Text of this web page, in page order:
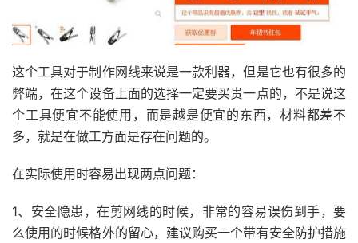
这个工具对于制作网线来说是一款利器，但是它也有很多的
弊端，在这个设备上面的选择一定要买贵一点的，不是说这
个工具便宜不能使用，而是越是便宜的东西，材料都差不
多，就是在做工方面是存在问题的。
在实际使用时容易出现两点问题：
1、安全隐患，在剪网线的时候，非常的容易误伤到手，要
么使用的时候格外的留心，建议购买一个带有安全防护措施